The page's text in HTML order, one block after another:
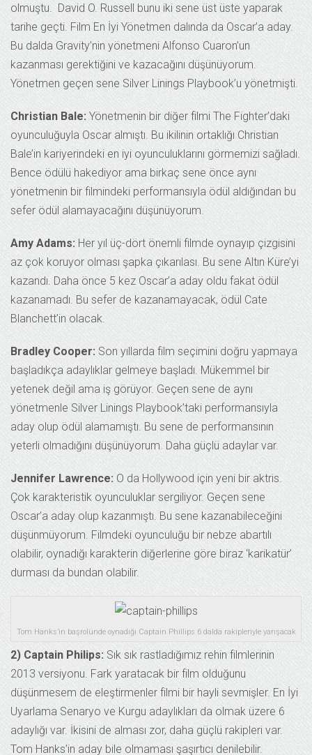
olmuştu. David O. Russell bunu iki sene üst üste yaparak
tarihe geçti. Film En İyi Yönetmen dalında da Oscar’a aday.
Bu dalda Gravity’nin yönetmeni Alfonso Cuaron’un
kazanması gerektiğini ve kazacağını düşünüyorum.
Yönetmen geçen sene Silver Linings Playbook’u yönetmişti.
Christian Bale: Yönetmenin bir diğer filmi The Fighter’daki
oyunculuğuyla Oscar almıştı. Bu ikilinin ortaklığı Christian
Bale’in kariyerindeki en iyi oyunculuklarını görmemizi sağladı.
Bence ödülü hakediyor ama birkaç sene önce aynı
yönetmenin bir filmindeki performansıyla ödül aldığından bu
sefer ödül alamayacağını düşünüyorum.
Amy Adams: Her yıl üç-dört önemli filmde oynayıp çizgisini
az çok koruyor olması şapka çıkarılası. Bu sene Altın Küre’yi
kazandı. Daha önce 5 kez Oscar’a aday oldu fakat ödül
kazanamadı. Bu sefer de kazanamayacak, ödül Cate
Blanchett’in olacak.
Bradley Cooper: Son yıllarda film seçimini doğru yapmaya
başladıkça adaylıklar gelmeye başladı. Mükemmel bir
yetenek değil ama iş görüyor. Geçen sene de aynı
yönetmenle Silver Linings Playbook’taki performansıyla
aday olup ödül alamamıştı. Bu sene de performansının
yeterli olmadığını düşünüyorum. Daha güçlü adaylar var.
Jennifer Lawrence: O da Hollywood için yeni bir aktris.
Çok karakteristik oyunculuklar sergiliyor. Geçen sene
Oscar’a aday olup kazanmıştı. Bu sene kazanabileceğini
düşünmüyorum. Filmdeki oyunculuğu bir nebze abartılı
olabilir, oynadığı karakterin diğerlerine göre biraz ‘karikatür’
durması da bundan olabilir.
Tom Hanks’in başrolünde oynadığı Captain Phillips 6 dalda rakipleriyle yarışacak
2) Captain Philips: Sık sık rastladığımız rehin filmlerinin
2013 versiyonu. Fark yaratacak bir film olduğunu
düşünmesem de eleştirmenler filmi bir hayli sevmişler. En İyi
Uyarlama Senaryo ve Kurgu adaylıkları da olmak üzere 6
adaylığı var. İkisini de alması zor, daha güçlü rakipleri var.
Tom Hanks’in aday bile olmaması şaşırtıcı denilebilir.